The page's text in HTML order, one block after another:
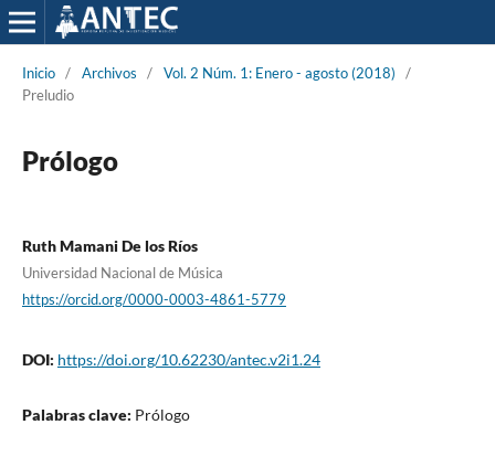
Inicio / Archivos / Vol. 2 Núm. 1: Enero - agosto (2018)
/
Preludio
Prólogo
Ruth Mamani De los Ríos
Universidad Nacional de Música
https://orcid.org/0000-0003-4861-5779
DOI: https://doi.org/10.62230/antec.v2i1.24
Palabras clave: Prólogo